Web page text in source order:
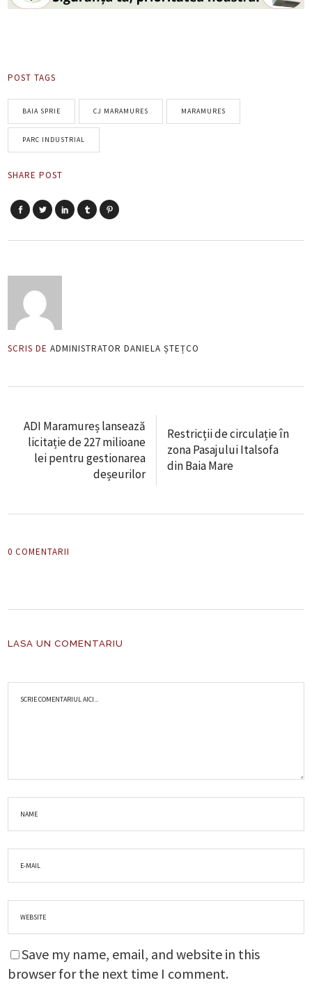
POST TAGS
BAIA SPRIE CJ MARAMURES MARAMURES
PARC INDUSTRIAL
SHARE POST
SCRIS DE ADMINISTRATOR DANIELA ȘTEȚCO
ADI Maramureș lansează
licitație de 227 milioane
lei pentru gestionarea
deșeurilor
Restricții de circulație în
zona Pasajului Italsofa
din Baia Mare
0 COMENTARII
LASA UN COMENTARIU
Save my name, email, and website in this
browser for the next time I comment.